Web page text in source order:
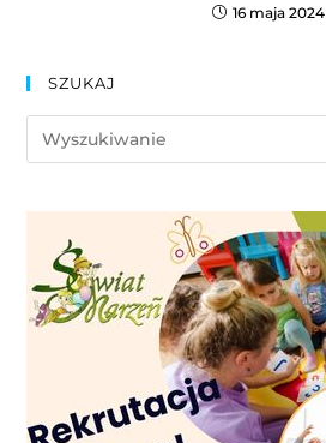
16 maja 2024
SZUKAJ